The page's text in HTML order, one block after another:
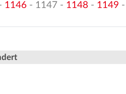
1146 - 1147 - 1148 - 1149 -